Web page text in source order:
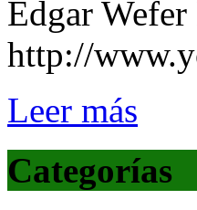
Edgar
http://
Leer más
Categorías